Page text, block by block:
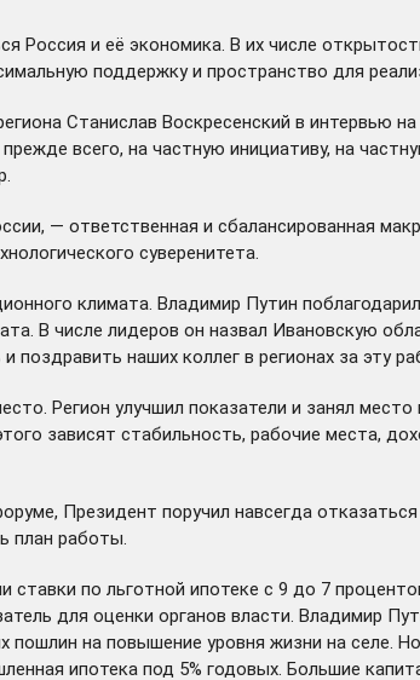
и её экономика. В их числе
поддержку и пространство для
Станислав Воскресенский в интервью
всего, на частную инициативу, на
— ответственная и сбалансированная
суверенитета.
климата. Владимир Путин
В числе лидеров он назвал Ивановскую
наших коллег в регионах за эту
Регион улучшил показатели и занял
зависят стабильность, рабочие места,
Президент поручил навсегда
план работы.
по льготной ипотеке с 9 до 7
для оценки органов власти. Владимир
на повышение уровня жизни на селе.
ипотека под 5% годовых. Большие